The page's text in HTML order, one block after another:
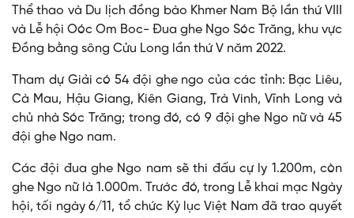
Thể thao và Du lịch đồng bào Khmer Nam Bộ lần thứ VIII
và Lễ hội Oóc Om Boc- Đua ghe Ngo Sóc Trăng, khu vực
Đồng bằng sông Cửu Long lần thứ V năm 2022.
Tham dự Giải có 54 đội ghe ngo của các tỉnh: Bạc Liêu,
Cà Mau, Hậu Giang, Kiên Giang, Trà Vinh, Vĩnh Long và
chủ nhà Sóc Trăng; trong đó, có 9 đội ghe Ngo nữ và 45
đội ghe Ngo nam.
Các đội đua ghe Ngo nam sẽ thi đấu cự ly 1.200m, còn
ghe Ngo nữ là 1.000m. Trước đó, trong Lễ khai mạc Ngày
hội, tối ngày 6/11, tổ chức Kỷ lục Việt Nam đã trao quyết